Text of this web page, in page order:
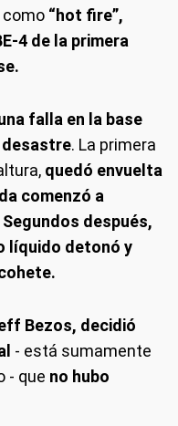
“hot fire”,
4 de la primera
falla en la base
desastre. La primera
quedó envuelta
comenzó a
después,
líquido detonó y
Bezos, decidió
- está sumamente
- que no hubo